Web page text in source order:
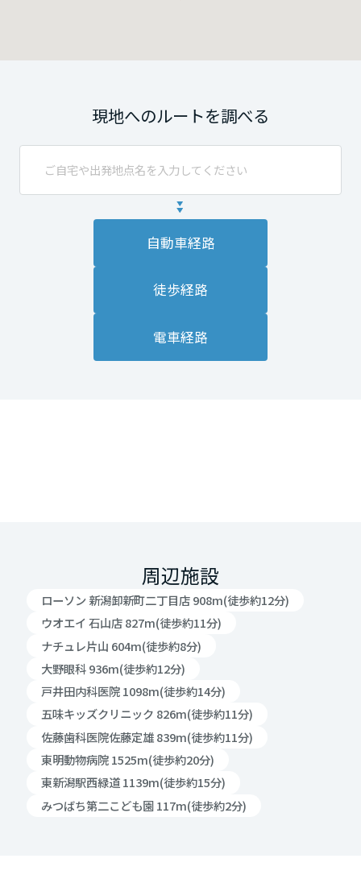
現地へのルートを調べる
自動車経路
徒歩経路
電車経路
周辺施設
ローソン 新潟卸新町二丁目店 908m(徒歩約12分)
ウオエイ 石山店 827m(徒歩約11分)
ナチュレ片山 604m(徒歩約8分)
大野眼科 936m(徒歩約12分)
戸井田内科医院 1098m(徒歩約14分)
五味キッズクリニック 826m(徒歩約11分)
佐藤歯科医院佐藤定雄 839m(徒歩約11分)
東明動物病院 1525m(徒歩約20分)
東新潟駅西緑道 1139m(徒歩約15分)
みつばち第二こども園 117m(徒歩約2分)